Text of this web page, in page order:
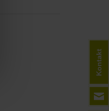
Kontakt